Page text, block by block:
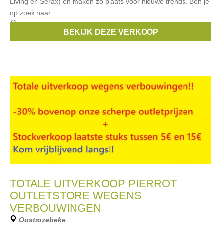
op zoek naar
Merken:lattoflex,serax,Hulsta,Rolf Benz,Ferm Living,
BEKIJK DEZE VERKOOP
TOTALE UITVERKOOP PIERROT
OUTLETSTORE WEGENS
VERBOUWINGEN
Oostrozebeke